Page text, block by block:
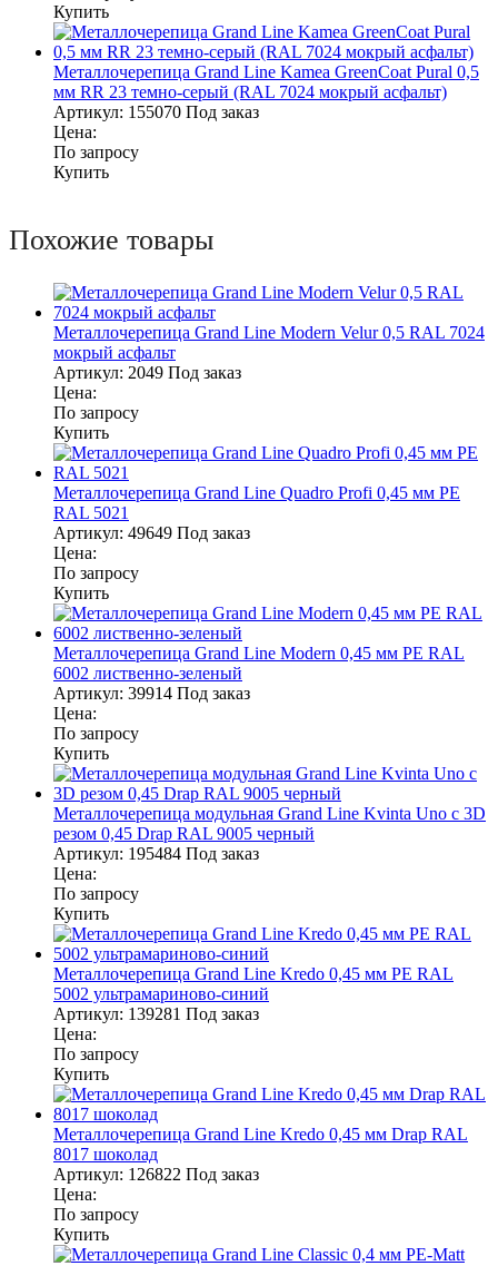
Купить
Металлочерепица Grand Line Kamea GreenCoat Pural 0,5
мм RR 23 темно-серый (RAL 7024 мокрый асфальт)
Артикул: 155070 Под заказ
Цена:
По запросу
Купить
Похожие товары
Металлочерепица Grand Line Modern Velur 0,5 RAL 7024
мокрый асфальт
Артикул: 2049 Под заказ
Цена:
По запросу
Купить
Металлочерепица Grand Line Quadro Profi 0,45 мм PE
RAL 5021
Артикул: 49649 Под заказ
Цена:
По запросу
Купить
Металлочерепица Grand Line Modern 0,45 мм PE RAL
6002 лиственно-зеленый
Артикул: 39914 Под заказ
Цена:
По запросу
Купить
Металлочерепица модульная Grand Line Kvinta Uno c 3D
резом 0,45 Drap RAL 9005 черный
Артикул: 195484 Под заказ
Цена:
По запросу
Купить
Металлочерепица Grand Line Kredo 0,45 мм PE RAL
5002 ультрамариново-синий
Артикул: 139281 Под заказ
Цена:
По запросу
Купить
Металлочерепица Grand Line Kredo 0,45 мм Drap RAL
8017 шоколад
Артикул: 126822 Под заказ
Цена:
По запросу
Купить